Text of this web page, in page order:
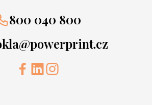
800 040 800